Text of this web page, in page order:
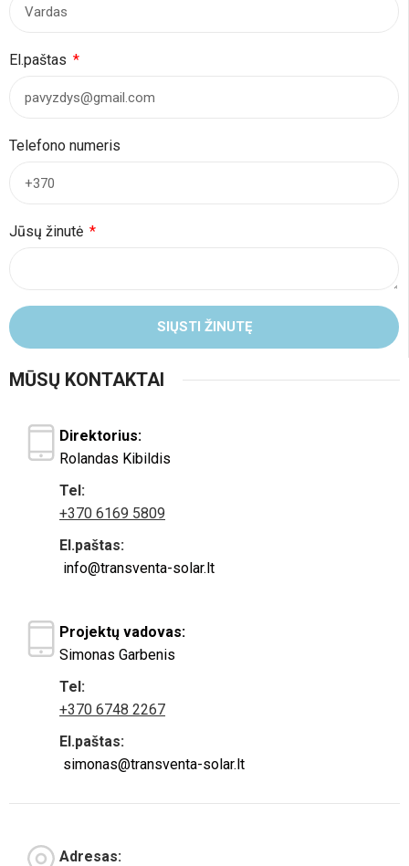
El.paštas
Telefono numeris
Jūsų žinutė
SIŲSTI ŽINUTĘ
MŪSŲ KONTAKTAI
Direktorius:
Rolandas Kibildis
Tel:
+370 6169 5809
El.paštas:
info@transventa-solar.lt
Projektų vadovas:
Simonas Garbenis
Tel:
+370 6748 2267
El.paštas:
simonas@transventa-solar.lt
Adresas: